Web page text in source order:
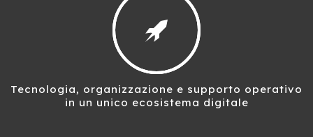
Tecnologia, organizzazione e supporto operativo
in un unico ecosistema digitale